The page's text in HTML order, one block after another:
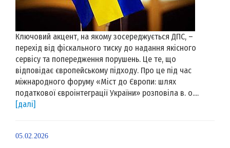
Ключовий акцент, на якому зосереджується ДПС, –
перехід від фіскального тиску до надання якісного
сервісу та попередження порушень. Це те, що
відповідає європейському підходу. Про це під час
міжнародного форуму «Міст до Європи: шлях
податкової євроінтеграції України» розповіла в. о....
[далі]
05.02.2026